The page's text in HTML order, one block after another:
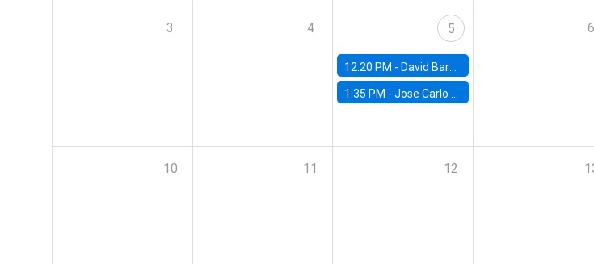
3 4 5
12:20 PM - David Bardey, Universidad de los Andes - CEDE
1:35 PM -Jose Carlo Bermudez, UC (ME) & World Bank
6
10 11 12